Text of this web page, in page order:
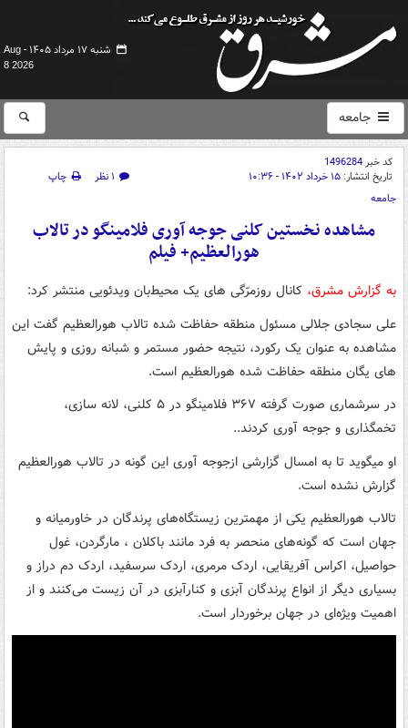
شنبه ۱۷ مرداد ۱۴۰۵ -
Aug
8 2026
جامعه
کد خبر1496284
تاریخ انتشار: ۱۵ خرداد ۱۴۰۲ - ۱۰:۳۶ ۱ نظر
چاپ
جامعه
مشاهده نخستین کلنی جوجه آوری فلامینگو در تالاب
هورالعظیم+ فیلم
به گزارش مشرق، کانال روزمرّگی های یک محیط‌بان ویدئویی منتشر کرد:
علی سجادی جلالی مسئول منطقه حفاظت شده تالاب هورالعظیم گفت این
مشاهده به عنوان یک رکورد، نتیجه حضور مستمر و شبانه روزی و پایش
های یگان منطقه حفاظت شده هورالعظیم است.
در سرشماری صورت گرفته ۳۶۷ فلامینگو در ۵ کلنی، لانه سازی،
تخمگذاری و جوجه آوری کردند..
او میگوید تا به امسال گزارشی ازجوجه آوری این گونه در تالاب هورالعظیم
گزارش نشده است.
تالاب هورالعظیم یکی از مهمترین زیستگاه‌های پرندگان در خاورمیانه و
جهان است که گونه‌های منحصر به فرد مانند باکلان ، مارگردن، غول
حواصیل، اکراس آفریقایی، اردک مرمری، اردک سرسفید، اردک دم دراز و
بسیاری دیگر از انواع پرندگان آبزی و کنارآبزی در آن زیست می‌کنند و از
اهمیت ویژه‌ای در جهان برخوردار است.